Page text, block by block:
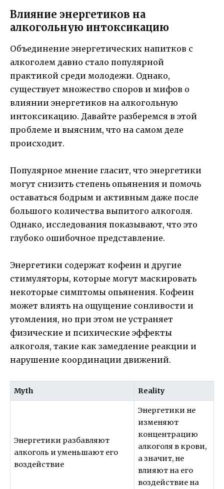
Влияние энергетиков на
алкогольную интоксикацию
Объединение энергетических напитков с
алкоголем давно стало популярной
практикой среди молодежи. Однако,
существует множество споров и мифов о
влиянии энергетиков на алкогольную
интоксикацию. Давайте разберемся в этой
проблеме и выясним, что на самом деле
происходит.
Популярное мнение гласит, что энергетики
могут снизить степень опьянения и помочь
оставаться бодрым и активным даже после
большого количества выпитого алкоголя.
Однако, исследования показывают, что это
глубоко ошибочное представление.
Энергетики содержат кофеин и другие
стимуляторы, которые могут маскировать
некоторые симптомы опьянения. Кофеин
может влиять на ощущение сонливости и
утомления, но при этом не устраняет
физические и психические эффекты
алкоголя, такие как замедление реакции и
нарушение координации движений.
Myth Reality
Энергетики разбавляют
алкоголь и уменьшают его
воздействие
Энергетики не
изменяют
концентрацию
алкоголя в крови,
а значит, не
влияют на его
воздействие на